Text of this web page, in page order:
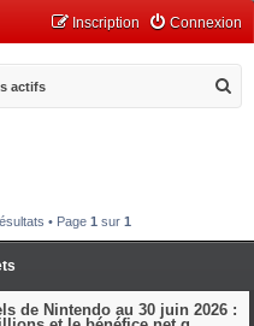
Connexion
Inscription
actifs
e
avancée
• Page 1 sur 1
de Nintendo au 30 juin 2026 :